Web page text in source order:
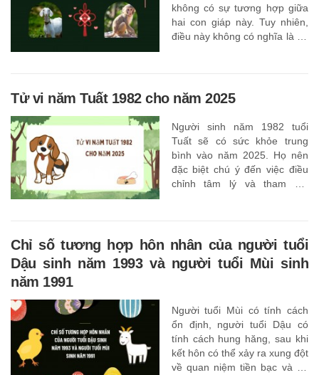
không có sự tương hợp giữa
hai con giáp này. Tuy nhiên,
điều này không có nghĩa là họ
Tử vi năm Tuất 1982 cho năm 2025
Người sinh năm 1982 tuổi
Tuất sẽ có sức khỏe trung
bình vào năm 2025. Họ nên
đặc biệt chú ý đến việc điều
chỉnh tâm lý và tham gia
Chỉ số tương hợp hôn nhân của người tuổi
Dậu sinh năm 1993 và người tuổi Mùi sinh
năm 1991
Người tuổi Mùi có tính cách
ổn định, người tuổi Dậu có
tính cách hung hăng, sau khi
kết hôn có thể xảy ra xung đột
về quan niệm tiền bạc và sự